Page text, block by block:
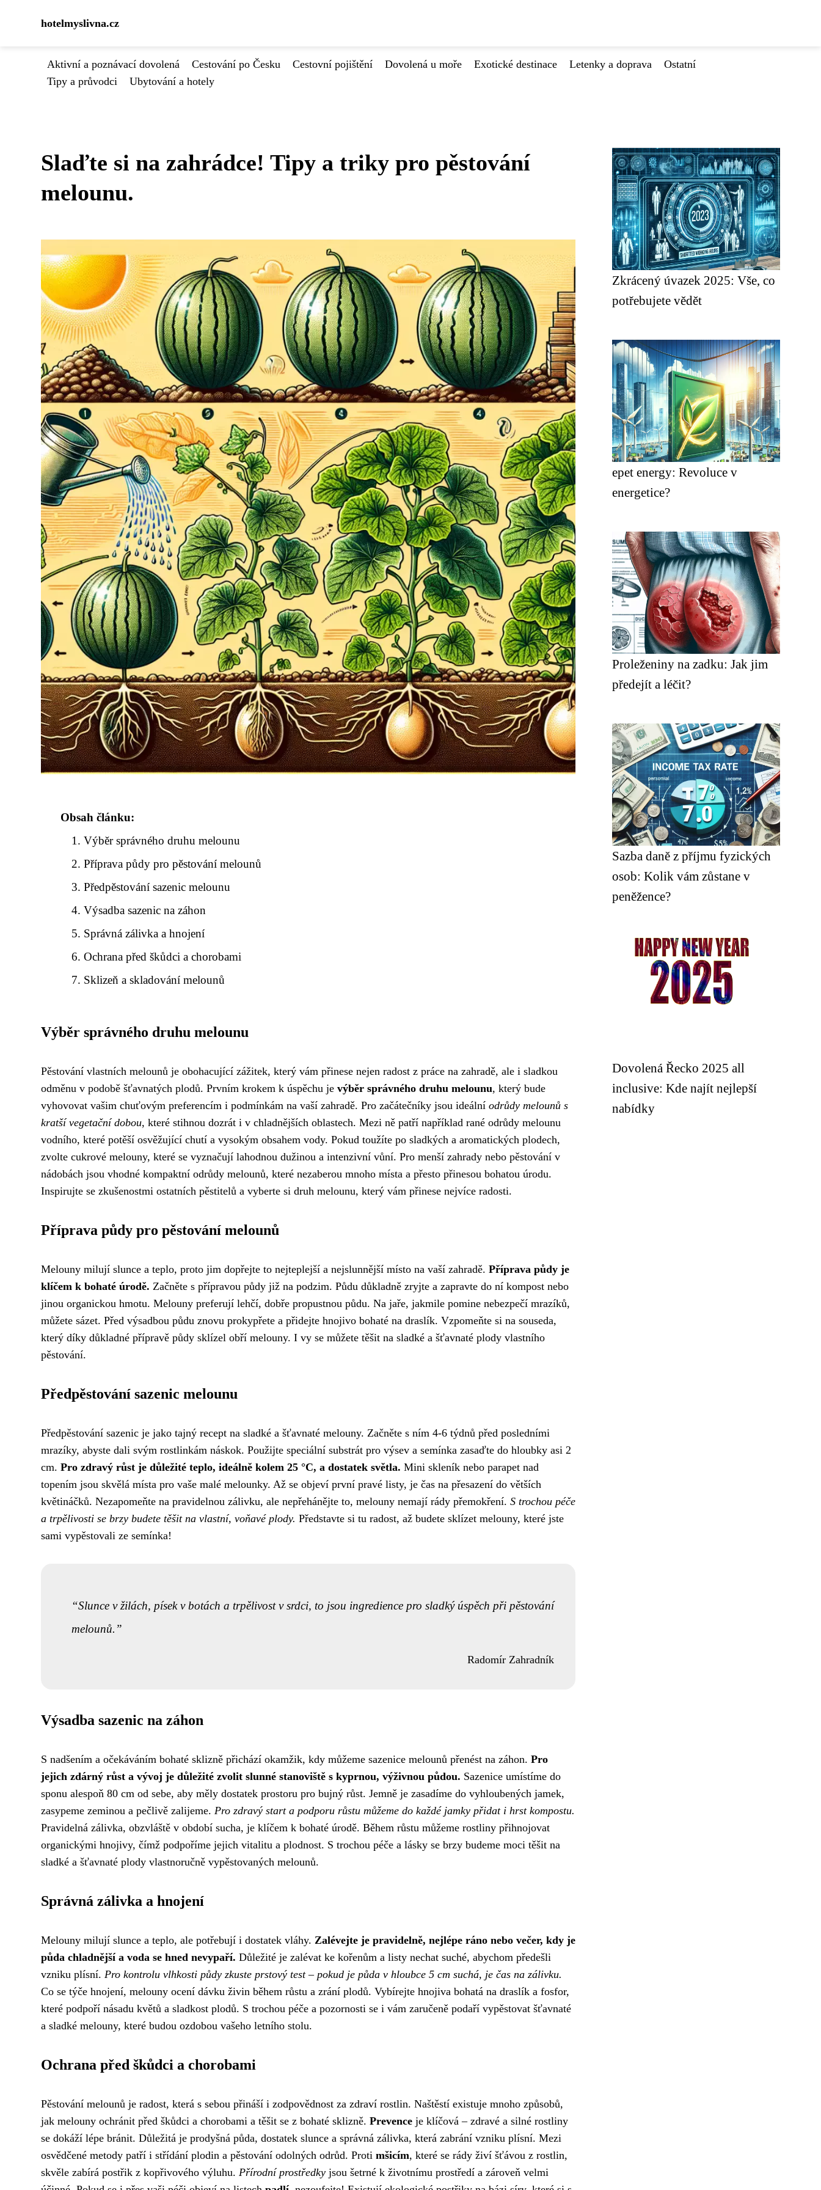
hotelmyslivna.cz
Aktivní a poznávací dovolená Cestování po Česku Cestovní pojištění Dovolená u moře Exotické destinace Letenky a doprava
Ostatní
Tipy a průvodci
Ubytování a hotely
Slaďte si na zahrádce! Tipy a triky pro pěstování
melounu.
Obsah článku:
Výběr správného druhu melounu
Příprava půdy pro pěstování melounů
Předpěstování sazenic melounu
Výsadba sazenic na záhon
Správná zálivka a hnojení
Ochrana před škůdci a chorobami
Sklizeň a skladování melounů
Výběr správného druhu melounu
Pěstování vlastních melounů je obohacující zážitek, který vám přinese nejen radost z práce na zahradě, ale i sladkou
odměnu v podobě šťavnatých plodů. Prvním krokem k úspěchu je výběr správného druhu melounu, který bude
vyhovovat vašim chuťovým preferencím i podmínkám na vaší zahradě. Pro začátečníky jsou ideální odrůdy melounů s
kratší vegetační dobou, které stihnou dozrát i v chladnějších oblastech. Mezi ně patří například rané odrůdy melounu
vodního, které potěší osvěžující chutí a vysokým obsahem vody. Pokud toužíte po sladkých a aromatických plodech,
zvolte cukrové melouny, které se vyznačují lahodnou dužinou a intenzivní vůní. Pro menší zahrady nebo pěstování v
nádobách jsou vhodné kompaktní odrůdy melounů, které nezaberou mnoho místa a přesto přinesou bohatou úrodu.
Inspirujte se zkušenostmi ostatních pěstitelů a vyberte si druh melounu, který vám přinese nejvíce radosti.
Příprava půdy pro pěstování melounů
Melouny milují slunce a teplo, proto jim dopřejte to nejteplejší a nejslunnější místo na vaší zahradě. Příprava půdy je
klíčem k bohaté úrodě. Začněte s přípravou půdy již na podzim. Půdu důkladně zryjte a zapravte do ní kompost nebo
jinou organickou hmotu. Melouny preferují lehčí, dobře propustnou půdu. Na jaře, jakmile pomine nebezpečí mrazíků,
můžete sázet. Před výsadbou půdu znovu prokypřete a přidejte hnojivo bohaté na draslík. Vzpomeňte si na souseda,
který díky důkladné přípravě půdy sklízel obří melouny. I vy se můžete těšit na sladké a šťavnaté plody vlastního
pěstování.
Předpěstování sazenic melounu
Předpěstování sazenic je jako tajný recept na sladké a šťavnaté melouny. Začněte s ním 4-6 týdnů před posledními
mrazíky, abyste dali svým rostlinkám náskok. Použijte speciální substrát pro výsev a semínka zasaďte do hloubky asi 2
cm. Pro zdravý růst je důležité teplo, ideálně kolem 25 °C, a dostatek světla. Mini skleník nebo parapet nad
topením jsou skvělá místa pro vaše malé melounky. Až se objeví první pravé listy, je čas na přesazení do větších
květináčků. Nezapomeňte na pravidelnou zálivku, ale nepřehánějte to, melouny nemají rády přemokření. S trochou péče
a trpělivosti se brzy budete těšit na vlastní, voňavé plody. Představte si tu radost, až budete sklízet melouny, které jste
sami vypěstovali ze semínka!
Slunce v žilách, písek v botách a trpělivost v srdci, to jsou ingredience pro sladký úspěch při pěstování
melounů.
Radomír Zahradník
Výsadba sazenic na záhon
S nadšením a očekáváním bohaté sklizně přichází okamžik, kdy můžeme sazenice melounů přenést na záhon. Pro
jejich zdárný růst a vývoj je důležité zvolit slunné stanoviště s kyprnou, výživnou půdou. Sazenice umístíme do
sponu alespoň 80 cm od sebe, aby měly dostatek prostoru pro bujný růst. Jemně je zasadíme do vyhloubených jamek,
zasypeme zeminou a pečlivě zalijeme. Pro zdravý start a podporu růstu můžeme do každé jamky přidat i hrst kompostu.
Pravidelná zálivka, obzvláště v období sucha, je klíčem k bohaté úrodě. Během růstu můžeme rostliny přihnojovat
organickými hnojivy, čímž podpoříme jejich vitalitu a plodnost. S trochou péče a lásky se brzy budeme moci těšit na
sladké a šťavnaté plody vlastnoručně vypěstovaných melounů.
Správná zálivka a hnojení
Melouny milují slunce a teplo, ale potřebují i dostatek vláhy. Zalévejte je pravidelně, nejlépe ráno nebo večer, kdy je
půda chladnější a voda se hned nevypaří. Důležité je zalévat ke kořenům a listy nechat suché, abychom předešli
vzniku plísní. Pro kontrolu vlhkosti půdy zkuste prstový test – pokud je půda v hloubce 5 cm suchá, je čas na zálivku.
Co se týče hnojení, melouny ocení dávku živin během růstu a zrání plodů. Vybírejte hnojiva bohatá na draslík a fosfor,
které podpoří násadu květů a sladkost plodů. S trochou péče a pozornosti se i vám zaručeně podaří vypěstovat šťavnaté
a sladké melouny, které budou ozdobou vašeho letního stolu.
Ochrana před škůdci a chorobami
Pěstování melounů je radost, která s sebou přináší i zodpovědnost za zdraví rostlin. Naštěstí existuje mnoho způsobů,
jak melouny ochránit před škůdci a chorobami a těšit se z bohaté sklizně. Prevence je klíčová – zdravé a silné rostliny
se dokáží lépe bránit. Důležitá je prodyšná půda, dostatek slunce a správná zálivka, která zabrání vzniku plísní. Mezi
osvědčené metody patří i střídání plodin a pěstování odolných odrůd. Proti mšicím, které se rády živí šťávou z rostlin,
skvěle zabírá postřik z kopřivového výluhu. Přírodní prostředky jsou šetrné k životnímu prostředí a zároveň velmi
Zkrácený úvazek 2025: Vše, co
potřebujete vědět
epet energy: Revoluce v
energetice?
Proleženiny na zadku: Jak jim
předejít a léčit?
Sazba daně z příjmu fyzických
osob: Kolik vám zůstane v
peněžence?
Dovolená Řecko 2025 all
inclusive: Kde najít nejlepší
nabídky